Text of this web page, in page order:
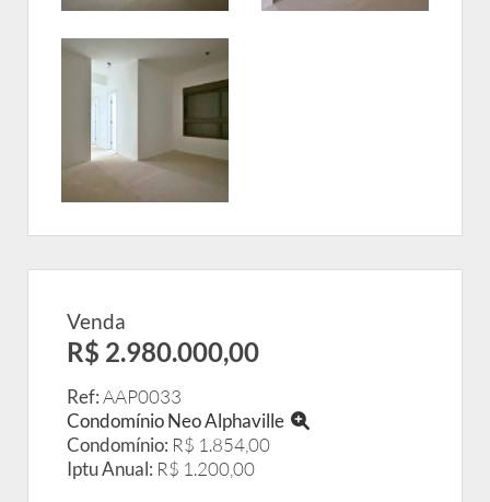
Venda
R$ 2.980.000,00
Ref:AAP0033
Condomínio Neo Alphaville
Condomínio: R$ 1.854,00
Iptu Anual: R$ 1.200,00